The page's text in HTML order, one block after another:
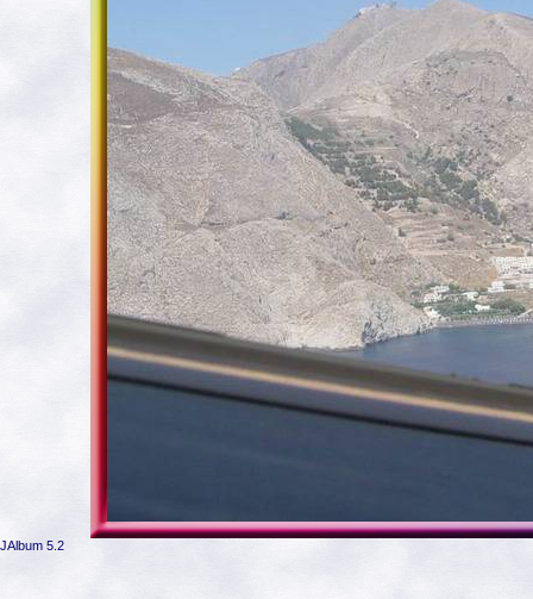
JAlbum 5.2